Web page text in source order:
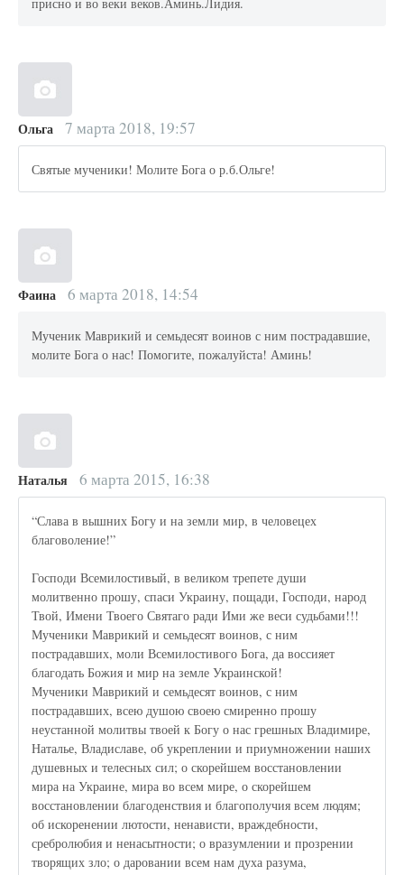
Ольга 7 марта 2018, 19:57
Святые мученики! Молите Бога о р.б.Ольге!
Фаина 6 марта 2018, 14:54
Мученик Маврикий и семьдесят воинов с ним пострадавшие,
молите Бога о нас! Помогите, пожалуйста! Аминь!
Наталья 6 марта 2015, 16:38
“Слава в вышних Богу и на земли мир, в человецех
благоволение!”
Господи Всемилостивый, в великом трепете души
молитвенно прошу, спаси Украину, пощади, Господи, народ
Твой, Имени Твоего Святаго ради Ими же веси судьбами!!!
Мученики Маврикий и семьдесят воинов, с ним
пострадавших, моли Всемилостивого Бога, да воссияет
благодать Божия и мир на земле Украинской!
Мученики Маврикий и семьдесят воинов, с ним
пострадавших, всею душою своею смиренно прошу
неустанной молитвы твоей к Богу о нас грешных Владимире,
Наталье, Владиславе, об укреплении и приумножении наших
душевных и телесных сил; о скорейшем восстановлении
мира на Украине, мира во всем мире, о скорейшем
восстановлении благоденствия и благополучия всем людям;
об искоренении лютости, ненависти, враждебности,
сребролюбия и ненасытности; о вразумлении и прозрении
творящих зло; о даровании всем нам духа разума,